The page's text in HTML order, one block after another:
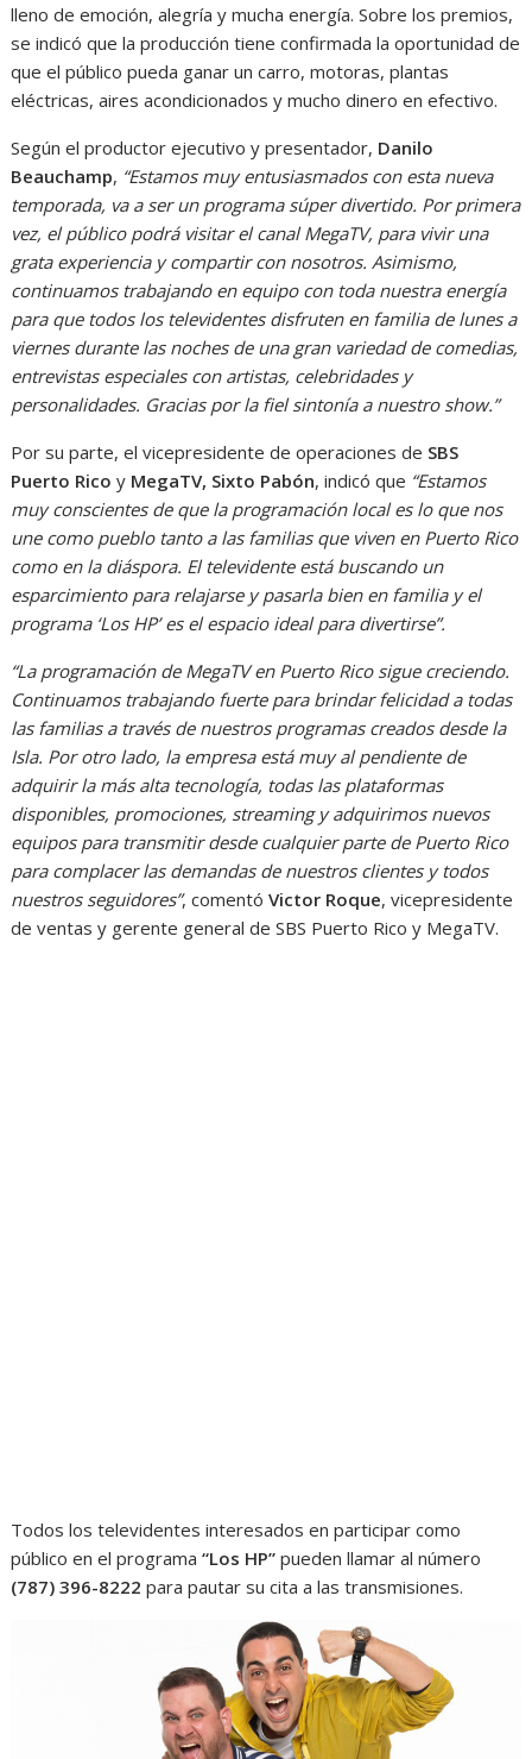
lleno de emoción, alegría y mucha energía. Sobre los premios,
se indicó que la producción tiene confirmada la oportunidad de
que el público pueda ganar un carro, motoras, plantas
eléctricas, aires acondicionados y mucho dinero en efectivo.
Según el productor ejecutivo y presentador, Danilo
Beauchamp, “Estamos muy entusiasmados con esta nueva
temporada, va a ser un programa súper divertido. Por primera
vez, el público podrá visitar el canal MegaTV, para vivir una
grata experiencia y compartir con nosotros. Asimismo,
continuamos trabajando en equipo con toda nuestra energía
para que todos los televidentes disfruten en familia de lunes a
viernes durante las noches de una gran variedad de comedias,
entrevistas especiales con artistas, celebridades y
personalidades. Gracias por la fiel sintonía a nuestro show.”
Por su parte, el vicepresidente de operaciones de SBS
Puerto Rico y MegaTV, Sixto Pabón, indicó que “Estamos
muy conscientes de que la programación local es lo que nos
une como pueblo tanto a las familias que viven en Puerto Rico
como en la diáspora. El televidente está buscando un
esparcimiento para relajarse y pasarla bien en familia y el
programa ‘Los HP’ es el espacio ideal para divertirse”.
“La programación de MegaTV en Puerto Rico sigue creciendo.
Continuamos trabajando fuerte para brindar felicidad a todas
las familias a través de nuestros programas creados desde la
Isla. Por otro lado, la empresa está muy al pendiente de
adquirir la más alta tecnología, todas las plataformas
disponibles, promociones, streaming y adquirimos nuevos
equipos para transmitir desde cualquier parte de Puerto Rico
para complacer las demandas de nuestros clientes y todos
nuestros seguidores”, comentóVictor Roque, vicepresidente
de ventas y gerente general de SBS Puerto Rico y MegaTV.
Todos los televidentes interesados en participar como
público en el programa“Los HP” pueden llamar al número
(787) 396-8222 para pautar su cita a las transmisiones.